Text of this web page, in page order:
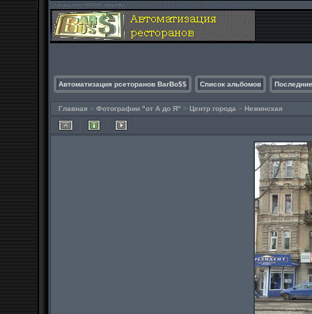
Автоматизация рсеторанов BarBo$$ Список альбомов
Главная > Фотографии "от А до Я" > Центр города > Нежинская